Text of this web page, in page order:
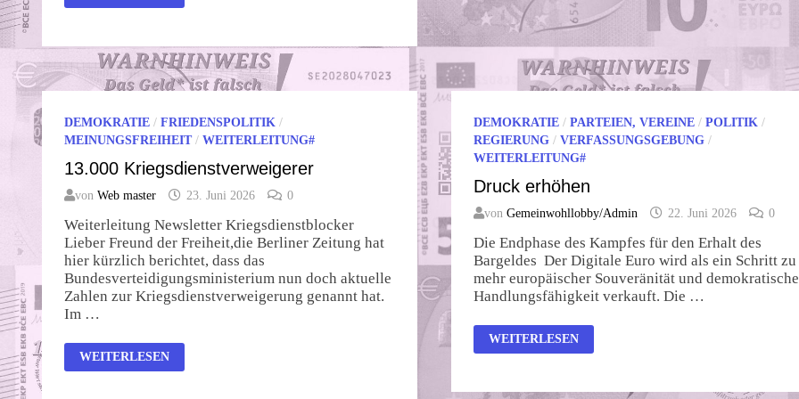
DEMOKRATIE / FRIEDENSPOLITIK /
MEINUNGSFREIHEIT/ WEITERLEITUNG#
13.000 Kriegsdienstverweigerer
von Web master 23. Juni 2026 0
Weiterleitung Newsletter Kriegsdienstblocker
Lieber Freund der Freiheit,die Berliner Zeitung hat
hier kürzlich berichtet, dass das
Bundesverteidigungsministerium nun doch aktuelle
Zahlen zur Kriegsdienstverweigerung genannt hat.
Im …
13.000
KRIEGSDIENSTVERWEIGERER
WEITERLESEN
DEMOKRATIE/ PARTEIEN, VEREINE/ POLITIK/
REGIERUNG/ VERFASSUNGSGEBUNG/
WEITERLEITUNG#
Druck erhöhen
von Gemeinwohllobby/Admin 22. Juni 2026 0
Die Endphase des Kampfes für den Erhalt des
Bargeldes Der Digitale Euro wird als ein Schritt zu
mehr europäischer Souveränität und
Handlungsfähigkeit verkauft. Die …
DRUCK
ERHÖHEN
WEITERLESEN